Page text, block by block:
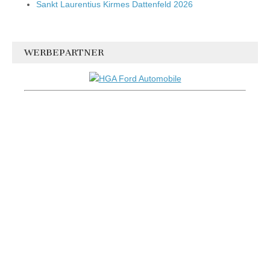
Sankt Laurentius Kirmes Dattenfeld 2026
WERBEPARTNER